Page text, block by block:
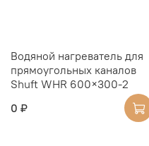
Водяной нагреватель для
прямоугольных каналов
Shuft WHR 600×300-2
0 ₽